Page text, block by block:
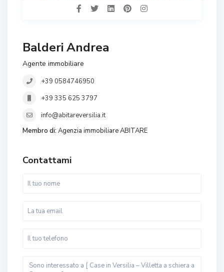
Balderi Andrea
Agente immobiliare
+39 0584746950
+39 335 625 3797
info@abitareversilia.it
Membro di: Agenzia immobiliare ABITARE
Contattami